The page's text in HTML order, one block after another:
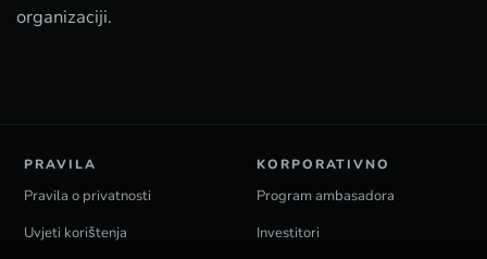
organizaciji.
PRAVILA
Pravila o privatnosti
Uvjeti korištenja
KORPORATIVNO
Program ambasadora
Investitori